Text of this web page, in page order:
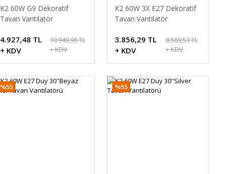
K2 60W G9 Dekoratif
Tavan Vantilatör
4.927,48 TL
+ KDV
10.949,96 TL
+ KDV
K2 60W 3X E27 Dekoratif
Tavan Vantilatör
3.856,29 TL
+ KDV
8.569,53 TL
+ KDV
%55 %55